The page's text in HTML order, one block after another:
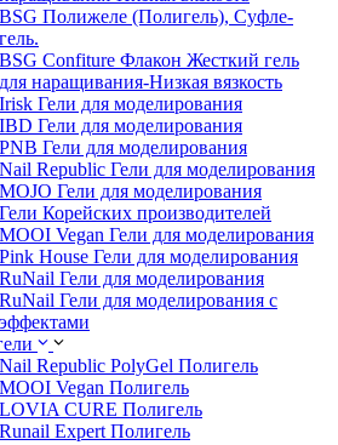
BSG Полижеле (Полигель), Суфле-
гель.
BSG Confiture Флакон Жесткий гель
для наращивания-Низкая вязкость
Irisk Гели для моделирования
IBD Гели для моделирования
PNB Гели для моделирования
Nail Republic Гели для моделирования
MOJO Гели для моделирования
Гели Корейских производителей
MOOI Vegan Гели для моделирования
Pink House Гели для моделирования
RuNail Гели для моделирования
RuNail Гели для моделирования с
эффектами
Nail Republic PolyGel Полигель
MOOI Vegan Полигель
LOVIA CURE Полигель
Runail Expert Полигель